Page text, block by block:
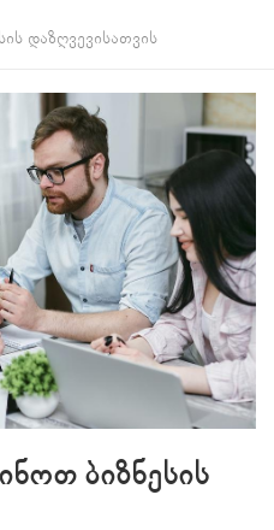
დაზღვევისათვის
ბიზნესის